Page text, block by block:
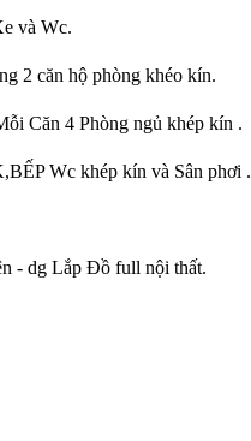
và Wc.
2 căn hộ phòng khéo kín.
Căn 4 Phòng ngủ khép kín .
Wc khép kín và Sân phơi .
- dg Lắp Đồ full nội thất.